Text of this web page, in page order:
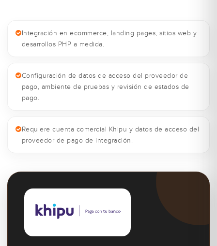
Integración en ecommerce, landing pages, sitios web y
desarrollos PHP a medida.
Configuración de datos de acceso del proveedor de
pago, ambiente de pruebas y revisión de estados de
pago.
Requiere cuenta comercial Khipu y datos de acceso del
proveedor de pago de integración.